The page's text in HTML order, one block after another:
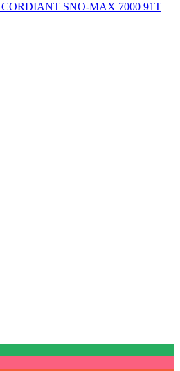
SNO-MAX 7000 91T